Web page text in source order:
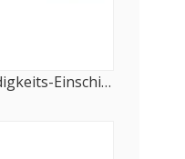
Hochgeschwindigkeits-Einschicht-Plattenextrusionsmaschine